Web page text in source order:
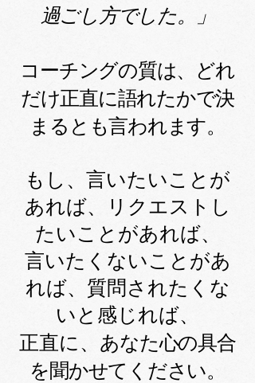
過ごし方でした。」
コーチングの質は、どれ
だけ正直に語れたかで決
まるとも言われます。
もし、言いたいことが
あれば、リクエストし
たいことがあれば、
言いたくないことがあ
れば、質問されたくな
いと感じれば、
正直に、 あなた心の具合
を聞かせてください。